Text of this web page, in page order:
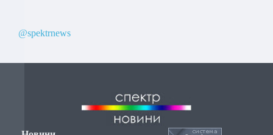
@spektrnews